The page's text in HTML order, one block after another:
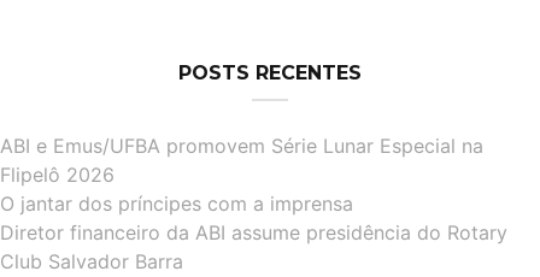
POSTS RECENTES
ABI e Emus/UFBA promovem Série Lunar Especial na
Flipelô 2026
O jantar dos príncipes com a imprensa
Diretor financeiro da ABI assume presidência do Rotary
Club Salvador Barra